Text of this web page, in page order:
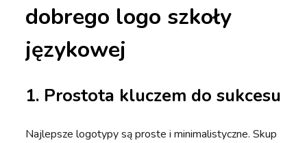
dobrego logo szkoły
językowej
1. Prostota kluczem do sukcesu
Najlepsze logotypy są proste i minimalistyczne. Skup